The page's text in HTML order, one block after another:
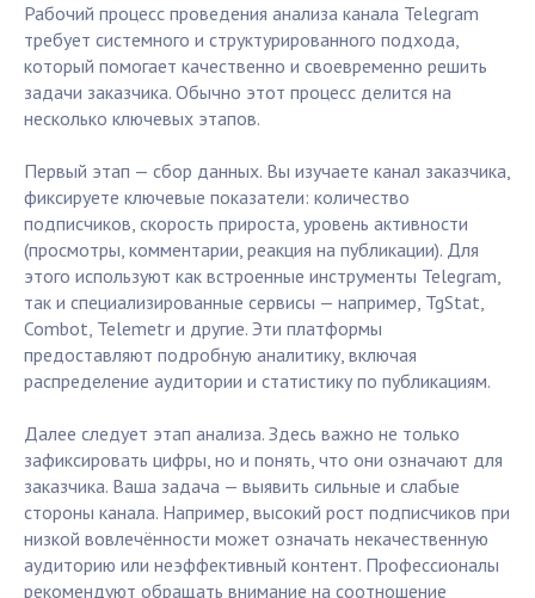
Рабочий процесс проведения анализа канала Telegram
требует системного и структурированного подхода,
который помогает качественно и своевременно решить
задачи заказчика. Обычно этот процесс делится на
несколько ключевых этапов.
Первый этап — сбор данных. Вы изучаете канал заказчика,
фиксируете ключевые показатели: количество
подписчиков, скорость прироста, уровень активности
(просмотры, комментарии, реакция на публикации). Для
этого используют как встроенные инструменты Telegram,
так и специализированные сервисы — например, TgStat,
Combot, Telemetr и другие. Эти платформы
предоставляют подробную аналитику, включая
распределение аудитории и статистику по публикациям.
Далее следует этап анализа. Здесь важно не только
зафиксировать цифры, но и понять, что они означают для
заказчика. Ваша задача — выявить сильные и слабые
стороны канала. Например, высокий рост подписчиков при
низкой вовлечённости может означать некачественную
аудиторию или неэффективный контент. Профессионалы
рекомендуют обращать внимание на соотношение